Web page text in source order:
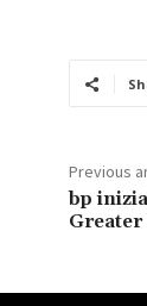
Previous
bp